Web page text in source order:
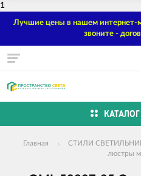
1
Лучшие цены в нашем интернет-
звоните -
Главная СТИЛИ
люстры